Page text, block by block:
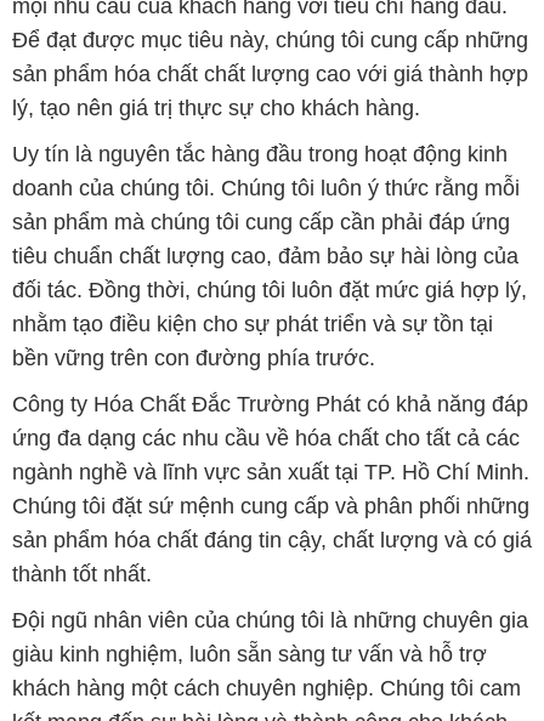
Uy tín là nguyên tắc hàng đầu trong hoạt động kinh
doanh của chúng tôi. Chúng tôi luôn ý thức rằng mỗi
sản phẩm mà chúng tôi cung cấp cần phải đáp ứng
tiêu chuẩn chất lượng cao, đảm bảo sự hài lòng của
đối tác. Đồng thời, chúng tôi luôn đặt mức giá hợp lý,
nhằm tạo điều kiện cho sự phát triển và sự tồn tại
bền vững trên con đường phía trước.
Công ty Hóa Chất Đắc Trường Phát có khả năng đáp
ứng đa dạng các nhu cầu về hóa chất cho tất cả các
ngành nghề và lĩnh vực sản xuất tại TP. Hồ Chí Minh.
Chúng tôi đặt sứ mệnh cung cấp và phân phối những
sản phẩm hóa chất đáng tin cậy, chất lượng và có giá
thành tốt nhất.
Đội ngũ nhân viên của chúng tôi là những chuyên gia
giàu kinh nghiệm, luôn sẵn sàng tư vấn và hỗ trợ
khách hàng một cách chuyên nghiệp. Chúng tôi cam
kết mang đến sự hài lòng và thành công cho khách
hàng.
Để biết thêm thông tin chi tiết và được tư vấn, quý
khách hàng có thể truy cập vào trang web của chúng